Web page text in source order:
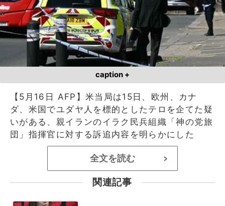
caption +
【5月16日 AFP】米当局は15日、欧州、カナ
ダ、米国でユダヤ人を標的としたテロを企てた疑
いがある、親イランのイラク民兵組織「神の党旅
団」指揮官に対する訴追内容を明らかにした
全文を読む >
関連記事